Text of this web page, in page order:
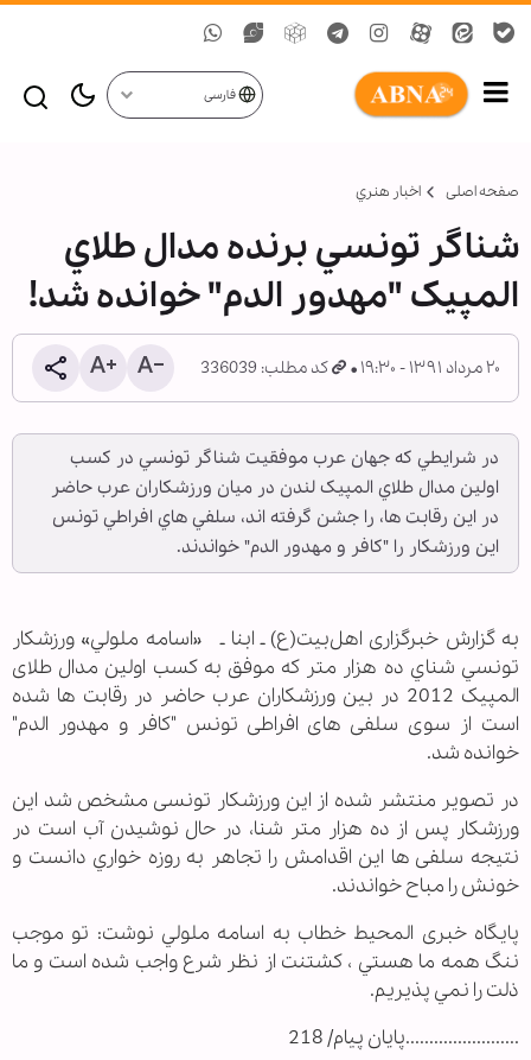
فارسی
صفحه اصلی اخبار هنري
شناگر تونسي برنده مدال طلاي
المپيک "مهدور الدم" خوانده شد!
۲۰ مرداد ۱۳۹۱ - ۱۹:۳۰ کد مطلب: 336039
در شرايطي که جهان عرب موفقيت شناگر تونسي در کسب
اولين مدال طلاي المپيک لندن در ميان ورزشکاران عرب حاضر
در اين رقابت ها، را جشن گرفته اند، سلفي هاي افراطي تونس
اين ورزشکار را "کافر و مهدور الدم" خواندند.
به گزارش خبرگزاری اهل‌بیت(ع) ـ ابنا ـ «اسامه ملولي» ورزشکار
تونسي شناي ده هزار متر که موفق به کسب اولین مدال طلای
المپیک 2012 در بین ورزشکاران عرب حاضر در رقابت ها شده
است از سوی سلفی های افراطی تونس "کافر و مهدور الدم"
خوانده شد.
در تصویر منتشر شده از این ورزشکار تونسی مشخص شد اين
ورزشکار پس از ده هزار متر شنا، در حال نوشيدن آب است در
نتيجه سلفی ها اين اقدامش را تجاهر به روزه خواري دانست و
خونش را مباح خواندند.
پايگاه خبری المحیط خطاب به اسامه ملولي نوشت: تو موجب
ننگ همه ما هستي ، کشتنت از نظر شرع واجب شده است و ما
ذلت را نمي پذيريم.
........................پایان پیام/ 218